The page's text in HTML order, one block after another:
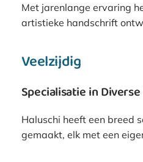
Met jarenlange ervaring
artistieke handschrift
Veelzijdig
Specialisatie in
Haluschi heeft een breed
gemaakt, elk met een